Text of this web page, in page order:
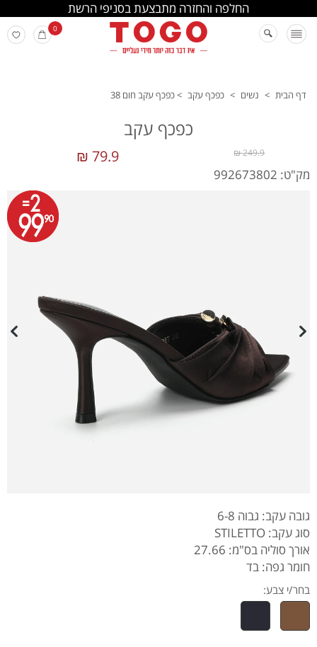
החלפה והחזרה מתבצעת בסניפי הרשת
0
דף הבית > נשים > כפכף עקב >כפכף עקב חום 38
כפכף עקב
79.9 ₪ 249.9 ₪
מק"ט: 992673802
גובה עקב: גבוה 6-8
סוג עקב: STILETTO
אורך סוליה בס"מ: 27.66
חומר גפה: בד
בחר/י צבע: